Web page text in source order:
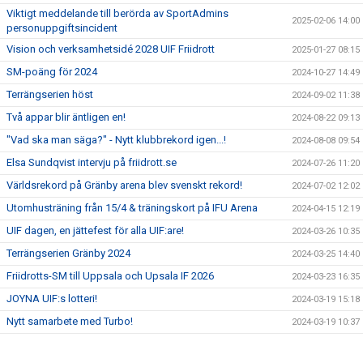
Viktigt meddelande till berörda av SportAdmins
personuppgiftsincident
2025-02-06 14:00
Vision och verksamhetsidé 2028 UIF Friidrott 2025-01-27 08:15
SM-poäng för 2024 2024-10-27 14:49
Terrängserien höst 2024-09-02 11:38
Två appar blir äntligen en! 2024-08-22 09:13
"Vad ska man säga?" - Nytt klubbrekord igen...! 2024-08-08 09:54
Elsa Sundqvist intervju på friidrott.se 2024-07-26 11:20
Världsrekord på Gränby arena blev svenskt rekord! 2024-07-02 12:02
Utomhusträning från 15/4 & träningskort på IFU Arena 2024-04-15 12:19
UIF dagen, en jättefest för alla UIF:are! 2024-03-26 10:35
Terrängserien Gränby 2024 2024-03-25 14:40
Friidrotts-SM till Uppsala och Upsala IF 2026 2024-03-23 16:35
JOYNA UIF:s lotteri! 2024-03-19 15:18
Nytt samarbete med Turbo! 2024-03-19 10:37